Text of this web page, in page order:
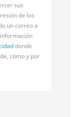
sus
de los
un correo a
donde
cómo y por